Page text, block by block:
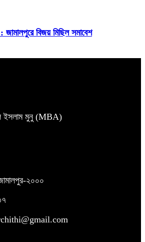
বিজয় মিছিল সমাবেশ
ইসলাম মুনু (MBA)
২০০০